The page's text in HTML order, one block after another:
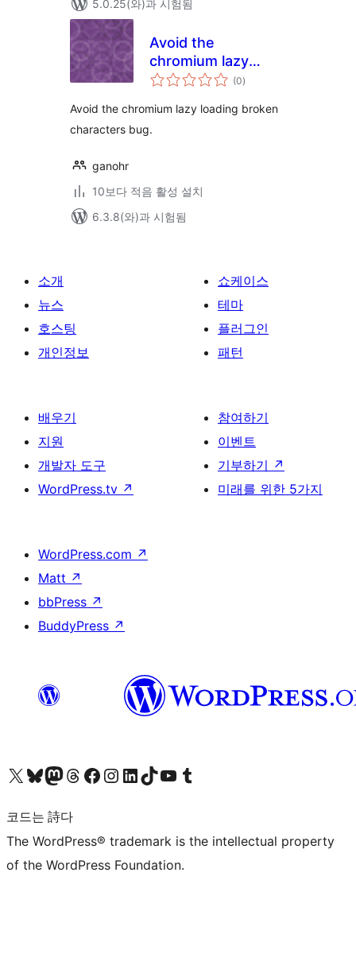
5.0.25(와)과 시험됨
Avoid the
chromium lazy
loading broken
(0전
체
점
)
Avoid the chromium lazy loading broken
characters bug.
ganohr
10보다 적음 활성 설치
6.3.8(와)과 시험됨
소개
뉴스
호스팅
개인정보
쇼케이스
테마
플러그인
패턴
배우기
지원
개발자 도구
WordPress.tv ↗
참여하기
이벤트
기부하기 ↗
미래를 위한 5가지
WordPress.com ↗
Matt ↗
bbPress ↗
BuddyPress ↗
X(이전 트위터) 계정 방문하기블루스카이 계정 방문하기마스토돈 계정 방문하기스레드 계정 방문하기 페이스북 페이지 방문하기인스타그램 계정 방문하기 LinkedIn 계정 방문하기틱톡 계정 방문하기유튜브 채널 방문하기 텀블러 계정 방문하기
코드는 詩다
The WordPress® trademark is the intellectual property
of the WordPress Foundation.